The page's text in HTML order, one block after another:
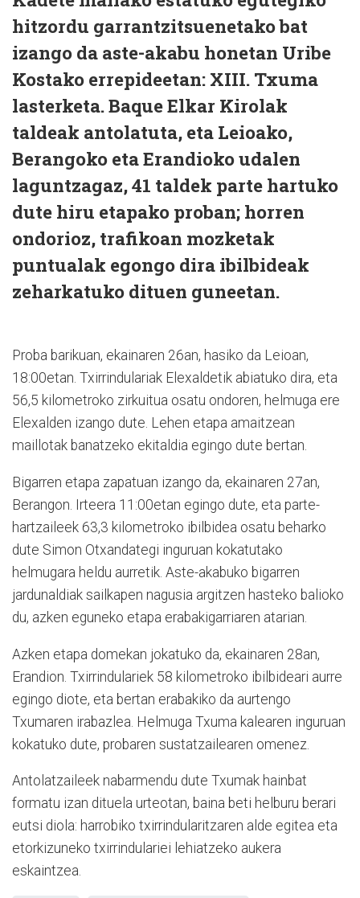
hitzordu garrantzitsuenetako bat
izango da aste-akabu honetan Uribe
Kostako errepideetan: XIII. Txuma
lasterketa. Baque Elkar Kirolak
taldeak antolatuta, eta Leioako,
Berangoko eta Erandioko udalen
laguntzagaz, 41 taldek parte hartuko
dute hiru etapako proban; horren
ondorioz, trafikoan mozketak
puntualak egongo dira ibilbideak
zeharkatuko dituen guneetan.
Proba barikuan, ekainaren 26an, hasiko da Leioan,
18:00etan. Txirrindulariak Elexaldetik abiatuko dira, eta
56,5 kilometroko zirkuitua osatu ondoren, helmuga ere
Elexalden izango dute. Lehen etapa amaitzean
maillotak banatzeko ekitaldia egingo dute bertan.
Bigarren etapa zapatuan izango da, ekainaren 27an,
Berangon. Irteera 11:00etan egingo dute, eta parte-
hartzaileek 63,3 kilometroko ibilbidea osatu beharko
dute Simon Otxandategi inguruan kokatutako
helmugara heldu aurretik. Aste-akabuko bigarren
jardunaldiak sailkapen nagusia argitzen hasteko balioko
du, azken eguneko etapa erabakigarriaren atarian.
Azken etapa domekan jokatuko da, ekainaren 28an,
Erandion. Txirrindulariek 58 kilometroko ibilbideari aurre
egingo diote, eta bertan erabakiko da aurtengo
Txumaren irabazlea. Helmuga Txuma kalearen inguruan
kokatuko dute, probaren sustatzailearen omenez.
Antolatzaileek nabarmendu dute Txumak hainbat
formatu izan dituela urteotan, baina beti helburu berari
eutsi diola: harrobiko txirrindularitzaren alde egitea eta
etorkizuneko txirrindulariei lehiatzeko aukera
eskaintzea.